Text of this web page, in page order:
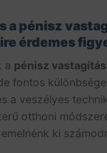
a pénisz
érdemes
a pénisz
fontos
a veszélyes
otthoni
ki